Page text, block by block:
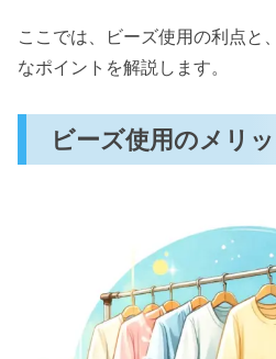
ここでは、ビーズ使用の利点と
なポイントを解説します。
ビーズ使用のメリ